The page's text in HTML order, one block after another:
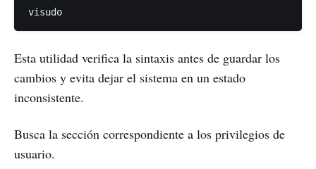
Esta utilidad verifica la sintaxis antes de guardar los
cambios y evita dejar el sistema en un estado
inconsistente.
Busca la sección correspondiente a los privilegios de
usuario.